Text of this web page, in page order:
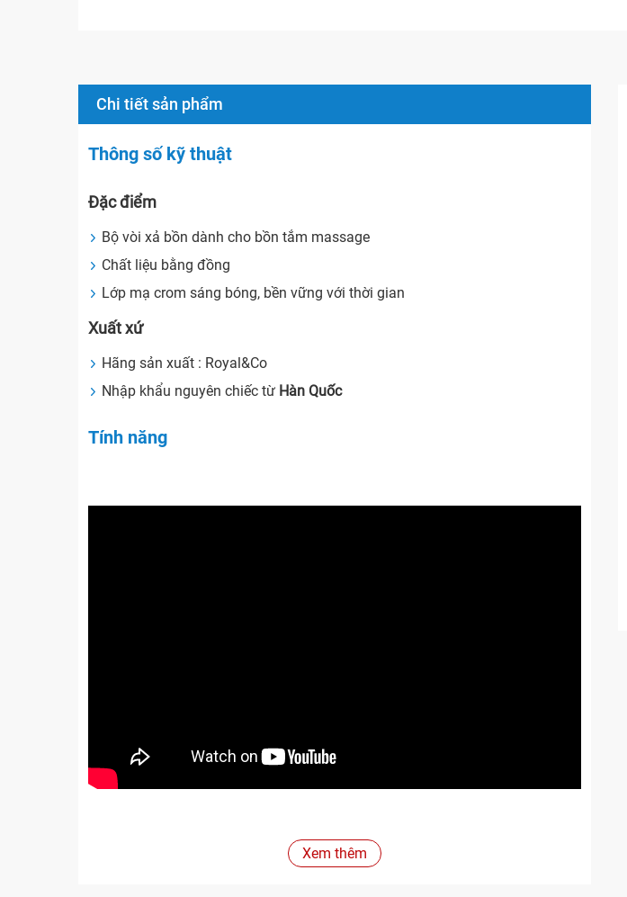
Chi tiết sản phẩm
Thông số kỹ thuật
Đặc điểm
Bộ vòi xả bồn dành cho bồn tắm massage
Chất liệu bằng đồng
Lớp mạ crom sáng bóng, bền vững với thời gian
Xuất xứ
Hãng sản xuất : Royal&Co
Nhập khẩu nguyên chiếc từ Hàn Quốc
Tính năng
Xem thêm